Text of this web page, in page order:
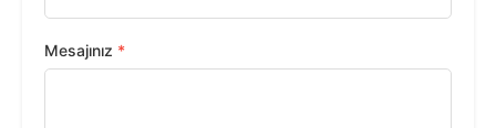
Mesajınız *